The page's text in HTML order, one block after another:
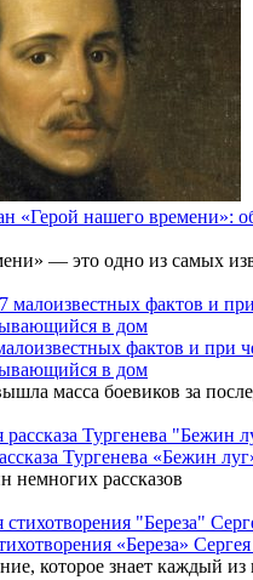
«Герой нашего времени»:
— это одно из самых
фактов и при
в дом
масса боевиков за
Тургенева «Бежин
рассказов
«Береза»
которое знает каждый из